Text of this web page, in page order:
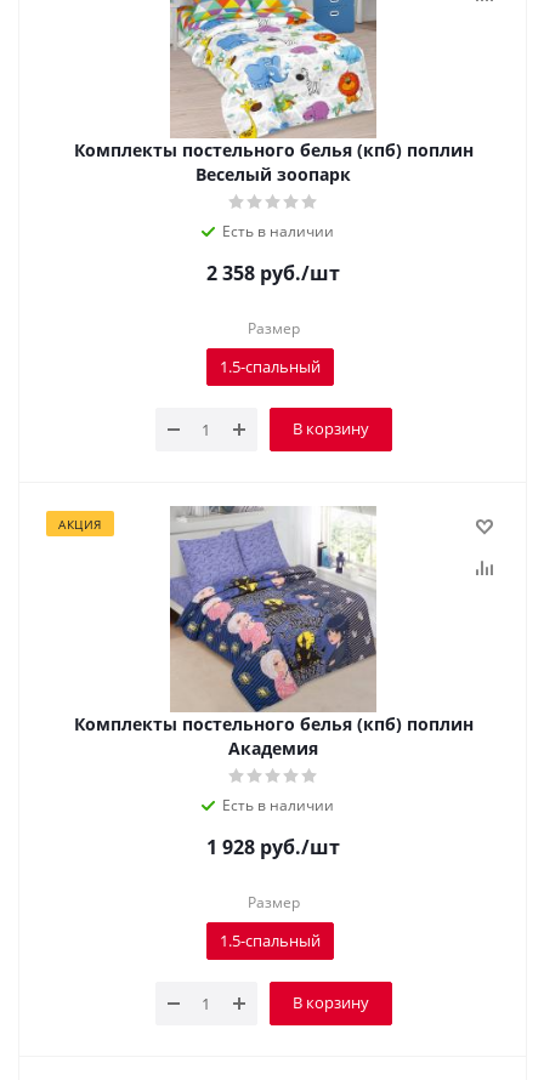
Комплекты постельного белья (кпб) поплин
Веселый зоопарк
Есть в наличии
2 358 руб./шт
Размер
1.5-спальный
В корзину
АКЦИЯ
Комплекты постельного белья (кпб) поплин
Академия
Есть в наличии
1 928 руб./шт
Размер
1.5-спальный
В корзину